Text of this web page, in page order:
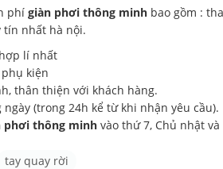
phí giàn phơi thông minh bao gồm :
tín nhất hà nội.
lí nhất
kiện
thân thiện với khách hàng.
(trong 24h kể từ khi nhận yêu cầu).
phơi thông minh vào thứ 7, Chủ nhật
tay quay rời